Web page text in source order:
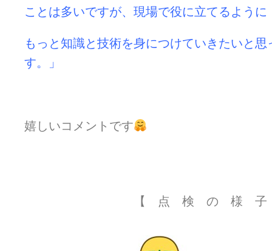
ことは多いですが、現場で役に立てるように
もっと知識と技術を身につけていきたいと思
す。」
嬉しいコメントです
【 点 検 の 様 子